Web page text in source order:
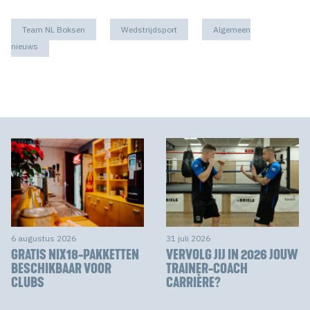
Team NL Boksen Wedstrijdsport
Algemeen
nieuws
6 augustus 2026
GRATIS NIX18-PAKKETTEN
BESCHIKBAAR VOOR
CLUBS
31 juli 2026
VERVOLG JIJ IN 2026 JOUW
TRAINER-COACH
CARRIÈRE?